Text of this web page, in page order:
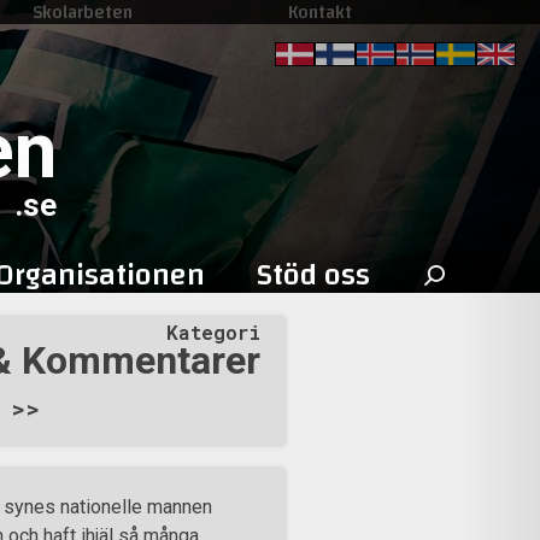
Skolarbeten Kontakt
.se
Stöd oss Sök
efter:
Kategori
Kommentarer
>>
nationelle mannen